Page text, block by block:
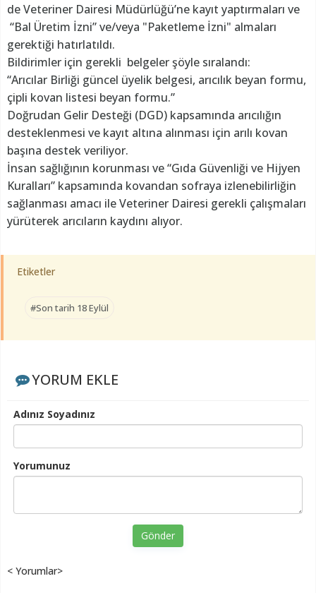
de Veteriner Dairesi Müdürlüğü’ne kayıt yaptırmaları ve
“Bal Üretim İzni” ve/veya "Paketleme İzni" almaları
gerektiği hatırlatıldı.
Bildirimler için gerekli belgeler şöyle sıralandı:
“Arıcılar Birliği güncel üyelik belgesi, arıcılık beyan formu,
çipli kovan listesi beyan formu.”
Doğrudan Gelir Desteği (DGD) kapsamında arıcılığın
desteklenmesi ve kayıt altına alınması için arılı kovan
başına destek veriliyor.
İnsan sağlığının korunması ve “Gıda Güvenliği ve Hijyen
Kuralları” kapsamında kovandan sofraya izlenebilirliğin
sağlanması amacı ile Veteriner Dairesi gerekli çalışmaları
yürüterek arıcıların kaydını alıyor.
Etiketler
#Son tarih 18 Eylül
YORUM EKLE
Adınız Soyadınız
Yorumunuz
Gönder
< Yorumlar>